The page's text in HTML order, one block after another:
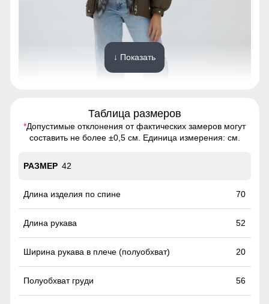
Благодаря универсальной посадке пальто подойдет
девушкам и женщинам с различным типом фигур.
Каждая деталь пальто, от карманов и воротника до
изделию изысканности и подчеркивая индивидуальность
его владельца. Эти мелочи создают уникальный стиль и
выделяет пальто среди прочих.
↓ Показать
Таблица размеров
*Допустимые отклонения от фактических замеров могут
составить не более ±0,5 см. Единица измерения: см.
42
70
52
20
56